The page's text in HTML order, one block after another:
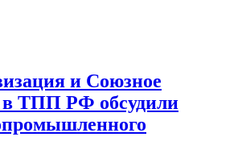
и Союзное
в ТПП РФ обсудили